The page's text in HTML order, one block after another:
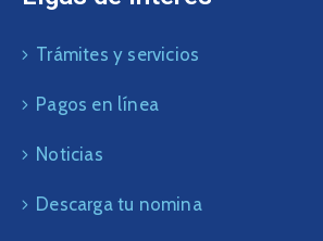
Trámites y servicios
Pagos en línea
Noticias
Descarga tu nomina